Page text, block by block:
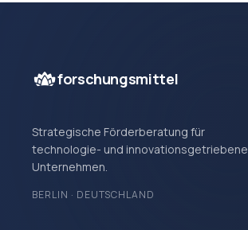
forschungsmittel
Strategische Förderberatung für
technologie- und innovationsgetriebene
Unternehmen.
BERLIN · DEUTSCHLAND